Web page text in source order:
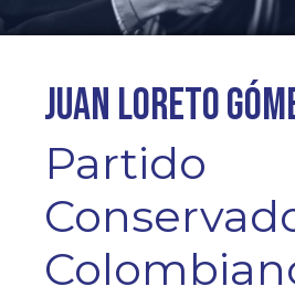
Juan Loreto
Partido